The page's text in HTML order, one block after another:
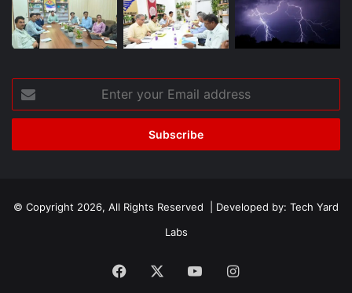
your
Email
© Copyright 2026, All Rights Reserved | Developed by: Tech Yard
Labs
Facebook YouTubeInstagram